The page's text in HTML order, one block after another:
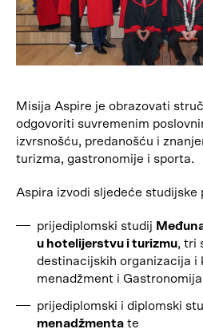
Misija Aspire je obrazovati
odgovoriti suvremenim
izvrsnošću, predanošću i
turizma, gastronomije i sporta.
Aspira izvodi sljedeće studijske
prijediplomski studij
u hotelijerstvui turizmu, tri
destinacijskih organizacija i
menadžment i
prijediplomski i diplomski
menadžmenta te